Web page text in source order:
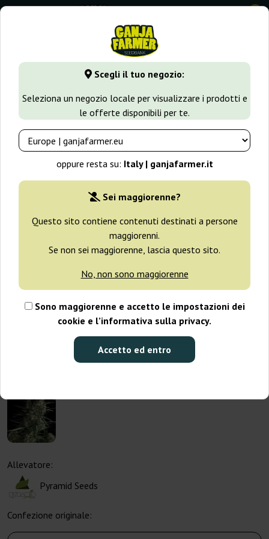
Scegli il tuo negozio:
Seleziona un negozio locale per visualizzare i prodotti e
le offerte disponibili per te.
oppure resta su: Italy | ganjafarmer.it
Sei maggiorenne?
Questo sito contiene contenuti destinati a persone
maggiorenni.
Se non sei maggiorenne, lascia questo sito.
No, non sono maggiorenne
Sono maggiorenne e accetto le impostazioni dei
cookie e l’informativa sulla privacy.
Accetto ed entro
0
GanjaFarmer.it Tipi di Semi Semi Indica Galaxy
Allevatore:
Pyramid Seeds
Confezione originale: